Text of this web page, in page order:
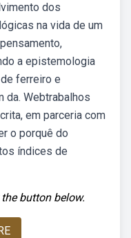
dos
na vida de um
a epistemologia
ferreiro e
da. Webtrabalhos
em parceria com
o porquê do
índices de
button below.